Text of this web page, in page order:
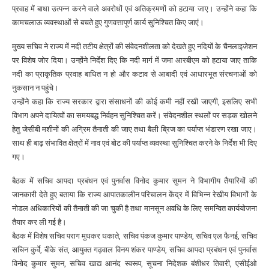
प्रवाह में बाधा उत्पन्न करने वाले अवरोधों एवं अतिक्रमणों को हटाया जाए। उन्होंने कहा कि
कामचलाऊ व्यवस्थाओं से बचते हुए गुणवत्तापूर्ण कार्य सुनिश्चित किए जाएं।
मुख्य सचिव ने राज्य में नदी तटीय क्षेत्रों की संवेदनशीलता को देखते हुए नदियों के चैनलाइजेशन
पर विशेष जोर दिया। उन्होंने निर्देश दिए कि नदी मार्ग में जमा आरबीएम को हटाया जाए ताकि
नदी का प्राकृतिक प्रवाह बाधित न हो और कटाव से आबादी एवं आधारभूत संरचनाओं को
नुकसान न पहुंचे।
उन्होंने कहा कि राज्य सरकार द्वारा संसाधनों की कोई कमी नहीं रखी जाएगी, इसलिए सभी
विभाग अपने दायित्वों का समयबद्ध निर्वहन सुनिश्चित करें। संवेदनशील स्थलों पर सड़क खोलने
हेतु जेसीबी मशीनों की अग्रिम तैनाती की जाए तथा बैली ब्रिज का पर्याप्त भंडारण रखा जाए।
साथ ही बाढ़ संभावित क्षेत्रों में नाव एवं बोट की पर्याप्त व्यवस्था सुनिश्चित करने के निर्देश भी दिए
गए।
बैठक में सचिव आपदा प्रबंधन एवं पुनर्वास विनोद कुमार सुमन ने विभागीय तैयारियों की
जानकारी देते हुए बताया कि राज्य आपातकालीन परिचालन केंद्र में विभिन्न रेखीय विभागों के
नोडल अधिकारियों की तैनाती की जा चुकी है तथा मानसून अवधि के लिए समन्वित कार्ययोजना
तैयार कर ली गई है।
बैठक में विशेष सचिव पराग मुधकर धकाते, सचिव पंकज कुमार पाण्डेय, सचिव एल फैनई, सचिव
सचिन कुर्वे, बीके संत, आयुक्त गढ़वाल विनय शंकर पाण्डेय, सचिव आपदा प्रबंधन एवं पुनर्वास
विनोद कुमार सुमन, सचिव खाद्य आनंद स्वरूप, सूचना निदेशक बंशीधर तिवारी, एसीईओ